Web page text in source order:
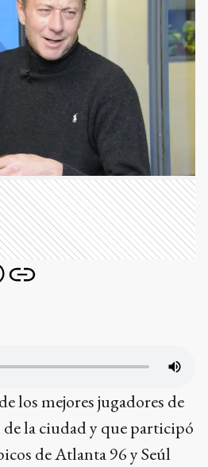
los mejores jugadores de
la ciudad y que participó
de Atlanta 96 y Seúl